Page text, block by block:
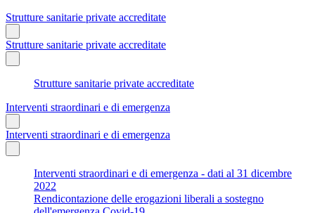
Strutture sanitarie private accreditate
Strutture sanitarie private accreditate
Strutture sanitarie private accreditate
Interventi straordinari e di emergenza
Interventi straordinari e di emergenza
Interventi straordinari e di emergenza - dati al 31 dicembre
2022
Rendicontazione delle erogazioni liberali a sostegno